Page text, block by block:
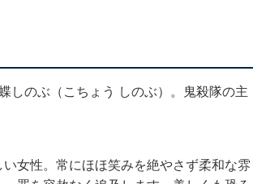
しのぶ（こちょう しのぶ）。鬼殺隊の主
女性。常にほほ笑みを絶やさず柔和な雰